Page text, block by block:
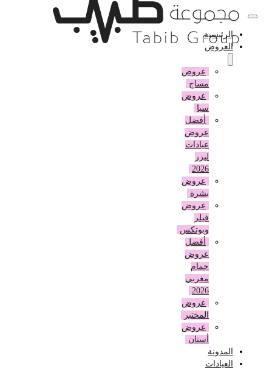
الرئيسية
العروض
عروض
مساج
عروض
أفضل
عروض
عيادات
عروض
بشرة
عروض
وبوتكس
أفضل
عروض
حمام
مغربي
عروض
المختبر
عروض
أسنان
المدونة
العيادات